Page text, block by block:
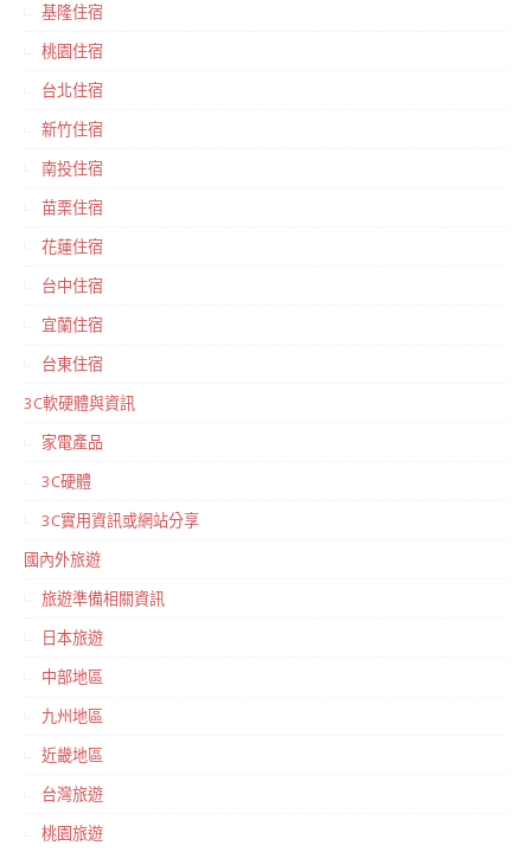
基隆住宿
桃園住宿
台北住宿
新竹住宿
南投住宿
苗栗住宿
花蓮住宿
台中住宿
宜蘭住宿
台東住宿
3C軟硬體與資訊
家電產品
3C硬體
3C實用資訊或網站分享
國內外旅遊
旅遊準備相關資訊
日本旅遊
中部地區
九州地區
近畿地區
台灣旅遊
桃園旅遊